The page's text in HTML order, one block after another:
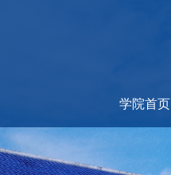
学院首页